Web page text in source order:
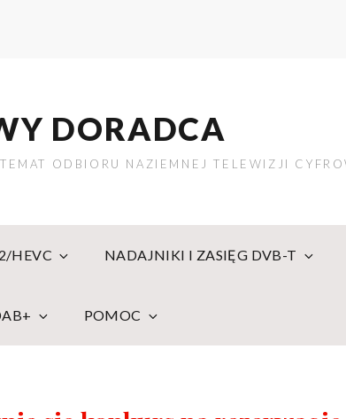
DORADCA
ODBIORU NAZIEMNEJ TELEWIZJI
HEVC NADAJNIKI I ZASIĘG DVB-T
POMOC